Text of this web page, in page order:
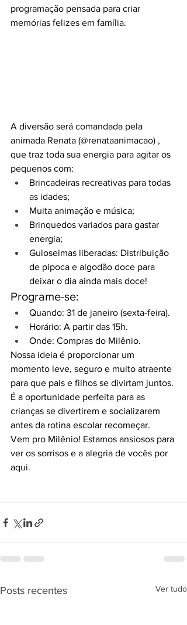
programação pensada para criar
memórias felizes em família.
A diversão será comandada pela
animada Renata (@renataanimacao) ,
que traz toda sua energia para agitar os
pequenos com:
Brincadeiras recreativas para todas
as idades;
Muita animação e música;
Brinquedos variados para gastar
energia;
Guloseimas liberadas: Distribuição
de pipoca e algodão doce para
deixar o dia ainda mais doce!
Programe-se:
Quando: 31 de janeiro (sexta-feira).
Horário: A partir das 15h.
Onde: Compras do Milênio.
Nossa ideia é proporcionar um
momento leve, seguro e muito atraente
para que pais e filhos se divirtam juntos.
É a oportunidade perfeita para as
crianças se divertirem e socializarem
antes da rotina escolar recomeçar.
Vem pro Milênio! Estamos ansiosos para
ver os sorrisos e a alegria de vocês por
aqui.
Posts recentes Ver tudo